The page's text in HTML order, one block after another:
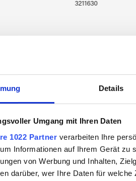
Details
Umgang mit Ihren Daten
1022 Partner verarbeiten Ihre
Informationen auf Ihrem Gerät zu
von Werbung und Inhalten,
darüber, wer Ihre Daten für
3211630